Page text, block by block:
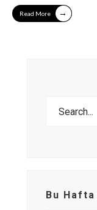
Read More →
Bu